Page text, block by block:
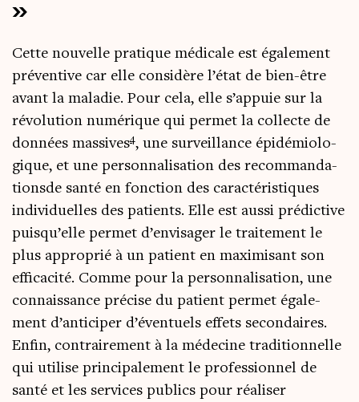
Cette nou­velle pra­tique médi­cale est éga­le­ment
pré­ven­tive car elle consi­dère l’état de bien-être
avant la mala­die. Pour cela, elle s’appuie sur la
révo­lu­tion numé­rique qui per­met la col­lecte de
don­nées mas­sives4, une sur­veillance épi­dé­mio­lo­
gique, et une per­son­na­li­sa­tion des recom­man­da­
tionsde san­té en fonc­tion des carac­té­ris­tiques
indi­vi­duelles des patients. Elle est aus­si pré­dic­tive
puisqu’elle per­met d’envisager le trai­te­ment le
plus appro­prié à un patient en maxi­mi­sant son
effi­ca­ci­té. Comme pour la per­son­na­li­sa­tion, une
connais­sance pré­cise du patient per­met éga­le­
ment d’anticiper d’éventuels effets secon­daires.
Enfin, contrai­re­ment à la méde­cine tra­di­tion­nelle
qui uti­lise prin­ci­pa­le­ment le pro­fes­sion­nel de
san­té et les ser­vices publics pour réa­li­ser